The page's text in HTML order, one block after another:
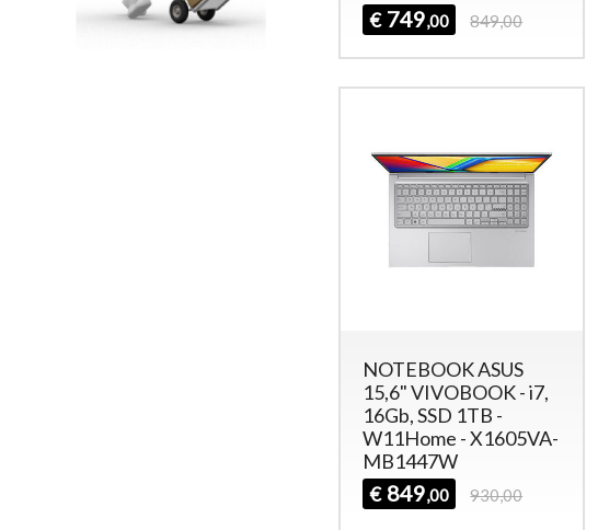
€ 749,00 849,00
NOTEBOOK ASUS
15,6" VIVOBOOK - i7,
16Gb, SSD 1TB -
W11Home - X1605VA-
MB1447W
€ 849,00 930,00